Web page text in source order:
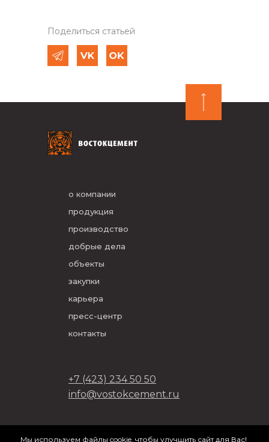
Поделиться статьей
о компании
продукция
производство
добрые дела
объекты
закупки
карьера
пресс-центр
контакты
+7 (423) 234 50 50
info@vostokcement.ru
Мы используем файлы cookie, чтобы улучшить сайт для Вас!